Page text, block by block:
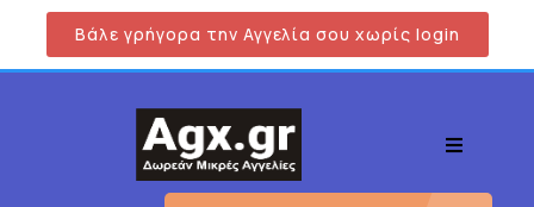
Βάλε γρήγορα την Αγγελία σου χωρίς login